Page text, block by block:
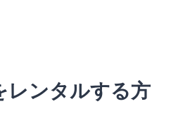
レンタルする方